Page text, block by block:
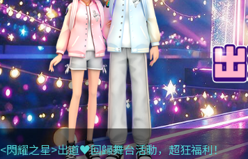
<閃耀之星>出道♥回歸舞台活動，超狂福利！